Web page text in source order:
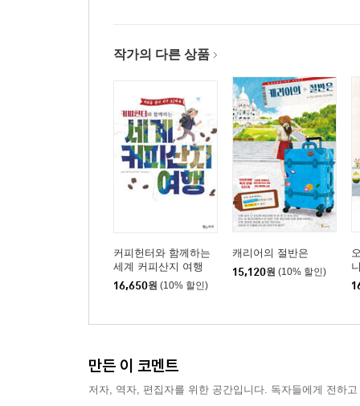
작가의 다른 상품
커피헌터와 함께하는
세계 커피산지 여행
16,650원 (10% 할인)
캐리어의 절반은
15,120원 (10% 할인)
만든 이 코멘트
저자, 역자, 편집자를 위한 공간입니다. 독자들에게 전하